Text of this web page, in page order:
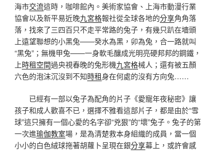
海市交流這時，咖啡館內。美術家協會、上海市動漫行業
協會以及新平易近晚九宮格報社從全球各地的分享角角落
落，找來了三四百只不走平常路的兔子，有幾只趴在墻頭
上遠望聯想的小黑兔——癸水為黑，卯為兔，合一路就叫
“黑兔”；無機甲兔——一身軟毛釀成光明亮硬邦邦的鋼鐵，
上時租空間過央視春晚的兔形機九宮格械人；還有被五顏
六色的泡沫沉沒到不知時租身在何處的沒有方向兔……
已經有一部以兔子為配角的片子《愛寵年夜秘密》讓
孩子和成人歡喜不已，選擇不雅看這部片子，都是由於“雪
球”這只擁有一個心愛的名字卻“兇狠”的“壞”兔子。兔子的第
一次進瑜伽教室場，是為清楚救本身組織的成員，當一個
小小的白色絨球拖著胡蘿卜呈現在銀分享幕上，或許會感